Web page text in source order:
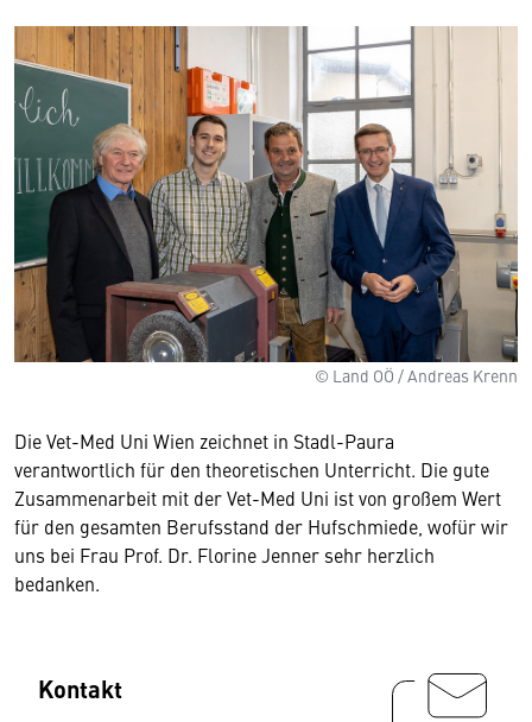
© Land OÖ / Andreas Krenn
Die Vet-Med Uni Wien zeichnet in Stadl-Paura
verantwortlich für den theoretischen Unterricht. Die gute
Zusammenarbeit mit der Vet-Med Uni ist von großem Wert
für den gesamten Berufsstand der Hufschmiede, wofür wir
uns bei Frau Prof. Dr. Florine Jenner sehr herzlich
bedanken.
Kontakt